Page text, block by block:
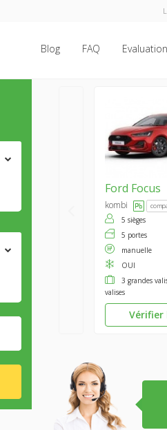
Blog FAQ
Ford Focus
kombi
5 sièges
5 portes
manuelle
OUI
3 grandes
valises
Vérifier